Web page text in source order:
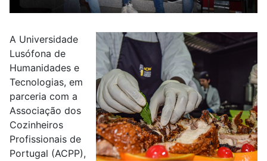
A Universidade
Lusófona de
Humanidades e
Tecnologias, em
parceria com a
Associação dos
Cozinheiros
Profissionais de
Portugal (ACPP),